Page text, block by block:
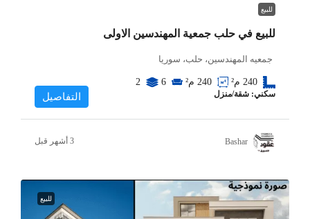
للبيع
للبيع في حلب جمعية المهندسين الاولى
جمعيه المهندسين، حلب، سوريا
240 م² 240 م² 6
2
سكني: شقة/منزل التفاصيل
Bashar
للبيع